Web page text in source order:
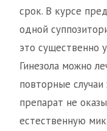
срок. В курсе
одной
это существенно
Гинезола можно
повторные
препарат не
естественную